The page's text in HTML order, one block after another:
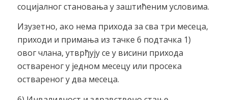
социјалног становања у заштићеним условима.
Изузетно, ако нема прихода за сва три месеца,
приходи и примања из тачке 6 подтачка 1)
овог члана, утврђују ce y висини прихода
оствареног у једном месецу или просека
оствареног у два месеца.